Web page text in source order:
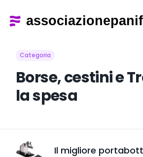
Categoria
Borse, cestini e
la spesa
Il migliore